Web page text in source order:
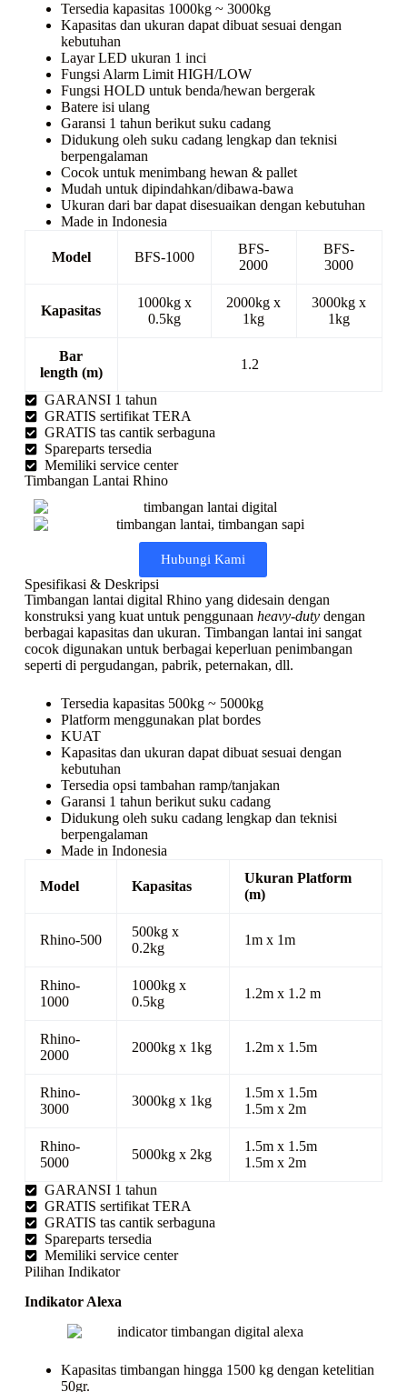
Tersedia kapasitas 1000kg ~ 3000kg
Kapasitas dan ukuran dapat dibuat sesuai dengan
kebutuhan
Layar LED ukuran 1 inci
Fungsi Alarm Limit HIGH/LOW
Fungsi HOLD untuk benda/hewan bergerak
Batere isi ulang
Garansi 1 tahun berikut suku cadang
Didukung oleh suku cadang lengkap dan teknisi
berpengalaman
Cocok untuk menimbang hewan & pallet
Mudah untuk dipindahkan/dibawa-bawa
Ukuran dari bar dapat disesuaikan dengan kebutuhan
Made in Indonesia
Model BFS-1000
BFS-
2000
BFS-
3000
Kapasitas
1000kg x
0.5kg
2000kg x
1kg
3000kg x
1kg
Bar
length (m)
1.2
GARANSI 1 tahun
GRATIS sertifikat TERA
GRATIS tas cantik serbaguna
Spareparts tersedia
Memiliki service center
Timbangan Lantai Rhino
Hubungi Kami
Spesifikasi & Deskripsi
Timbangan lantai digital Rhino yang didesain dengan
konstruksi yang kuat untuk penggunaan heavy-dutydengan
berbagai kapasitas dan ukuran. Timbangan lantai ini sangat
cocok digunakan untuk berbagai keperluan penimbangan
seperti di pergudangan, pabrik, peternakan, dll.
Tersedia kapasitas 500kg ~ 5000kg
Platform menggunakan plat bordes
KUAT
Kapasitas dan ukuran dapat dibuat sesuai dengan
kebutuhan
Tersedia opsi tambahan ramp/tanjakan
Garansi 1 tahun berikut suku cadang
Didukung oleh suku cadang lengkap dan teknisi
berpengalaman
Made in Indonesia
Model Kapasitas
Ukuran Platform
(m)
Rhino-500
500kg x
0.2kg
1m x 1m
Rhino-
1000
1000kg x
0.5kg
1.2m x 1.2 m
Rhino-
2000
2000kg x 1kg 1.2m x 1.5m
Rhino-
3000
3000kg x 1kg
1.5m x 1.5m
1.5m x 2m
Rhino-
5000
5000kg x 2kg
1.5m x 1.5m
1.5m x 2m
GARANSI 1 tahun
GRATIS sertifikat TERA
GRATIS tas cantik serbaguna
Spareparts tersedia
Memiliki service center
Pilihan Indikator
Indikator Alexa
Kapasitas timbangan hingga 1500 kg dengan ketelitian
50gr.